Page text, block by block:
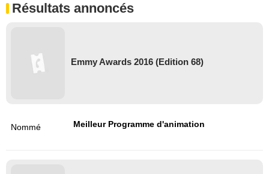
Résultats annoncés
Emmy Awards 2016 (Edition 68)
Nommé Meilleur Programme d'animation